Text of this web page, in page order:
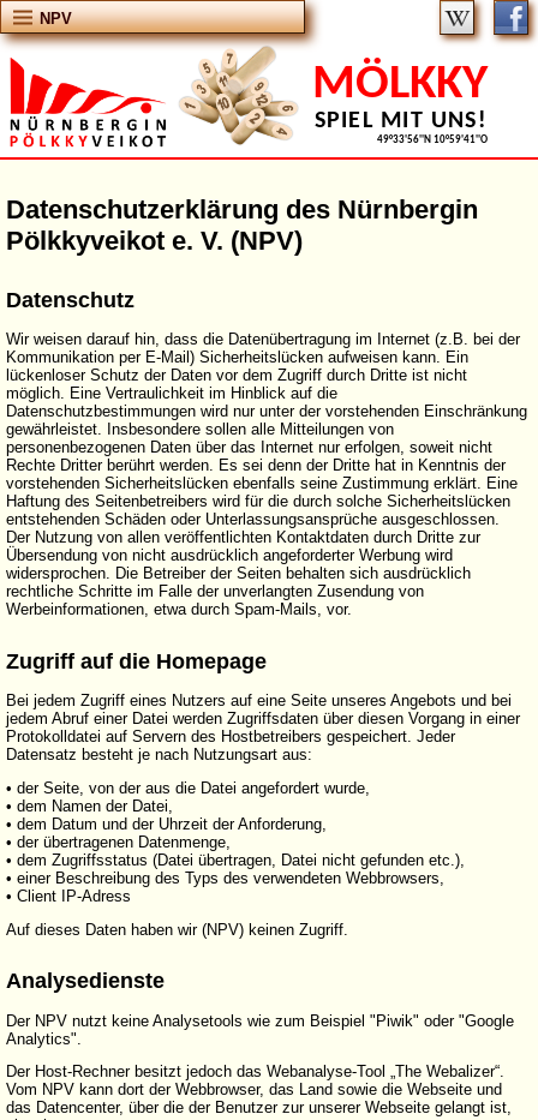
MÖLKKY
SPIEL MIT UNS!
49°33'56''N 10°59'41''O
NPV
Datenschutzerklärung des Nürnbergin
Pölkkyveikot e. V. (NPV)
Datenschutz
Wir weisen darauf hin, dass die Datenübertragung im Internet (z.B. bei der
Kommunikation per E-Mail) Sicherheitslücken aufweisen kann. Ein
lückenloser Schutz der Daten vor dem Zugriff durch Dritte ist nicht
möglich. Eine Vertraulichkeit im Hinblick auf die
Datenschutzbestimmungen wird nur unter der vorstehenden Einschränkung
gewährleistet. Insbesondere sollen alle Mitteilungen von
personenbezogenen Daten über das Internet nur erfolgen, soweit nicht
Rechte Dritter berührt werden. Es sei denn der Dritte hat in Kenntnis der
vorstehenden Sicherheitslücken ebenfalls seine Zustimmung erklärt. Eine
Haftung des Seitenbetreibers wird für die durch solche Sicherheitslücken
entstehenden Schäden oder Unterlassungsansprüche ausgeschlossen.
Der Nutzung von allen veröffentlichten Kontaktdaten durch Dritte zur
Übersendung von nicht ausdrücklich angeforderter Werbung wird
widersprochen. Die Betreiber der Seiten behalten sich ausdrücklich
rechtliche Schritte im Falle der unverlangten Zusendung von
Werbeinformationen, etwa durch Spam-Mails, vor.
Zugriff auf die Homepage
Bei jedem Zugriff eines Nutzers auf eine Seite unseres Angebots und bei
jedem Abruf einer Datei werden Zugriffsdaten über diesen Vorgang in einer
Protokolldatei auf Servern des Hostbetreibers gespeichert. Jeder
Datensatz besteht je nach Nutzungsart aus:
• der Seite, von der aus die Datei angefordert wurde,
• dem Namen der Datei,
• dem Datum und der Uhrzeit der Anforderung,
• der übertragenen Datenmenge,
• dem Zugriffsstatus (Datei übertragen, Datei nicht gefunden etc.),
• einer Beschreibung des Typs des verwendeten Webbrowsers,
• Client IP-Adress
Auf dieses Daten haben wir (NPV) keinen Zugriff.
Analysedienste
Der NPV nutzt keine Analysetools wie zum Beispiel "Piwik" oder "Google
Analytics".
Der Host-Rechner besitzt jedoch das Webanalyse-Tool „The Webalizer“.
Vom NPV kann dort der Webbrowser, das Land sowie die Webseite und
das Datencenter, über die der Benutzer zur unserer Webseite gelangt ist,